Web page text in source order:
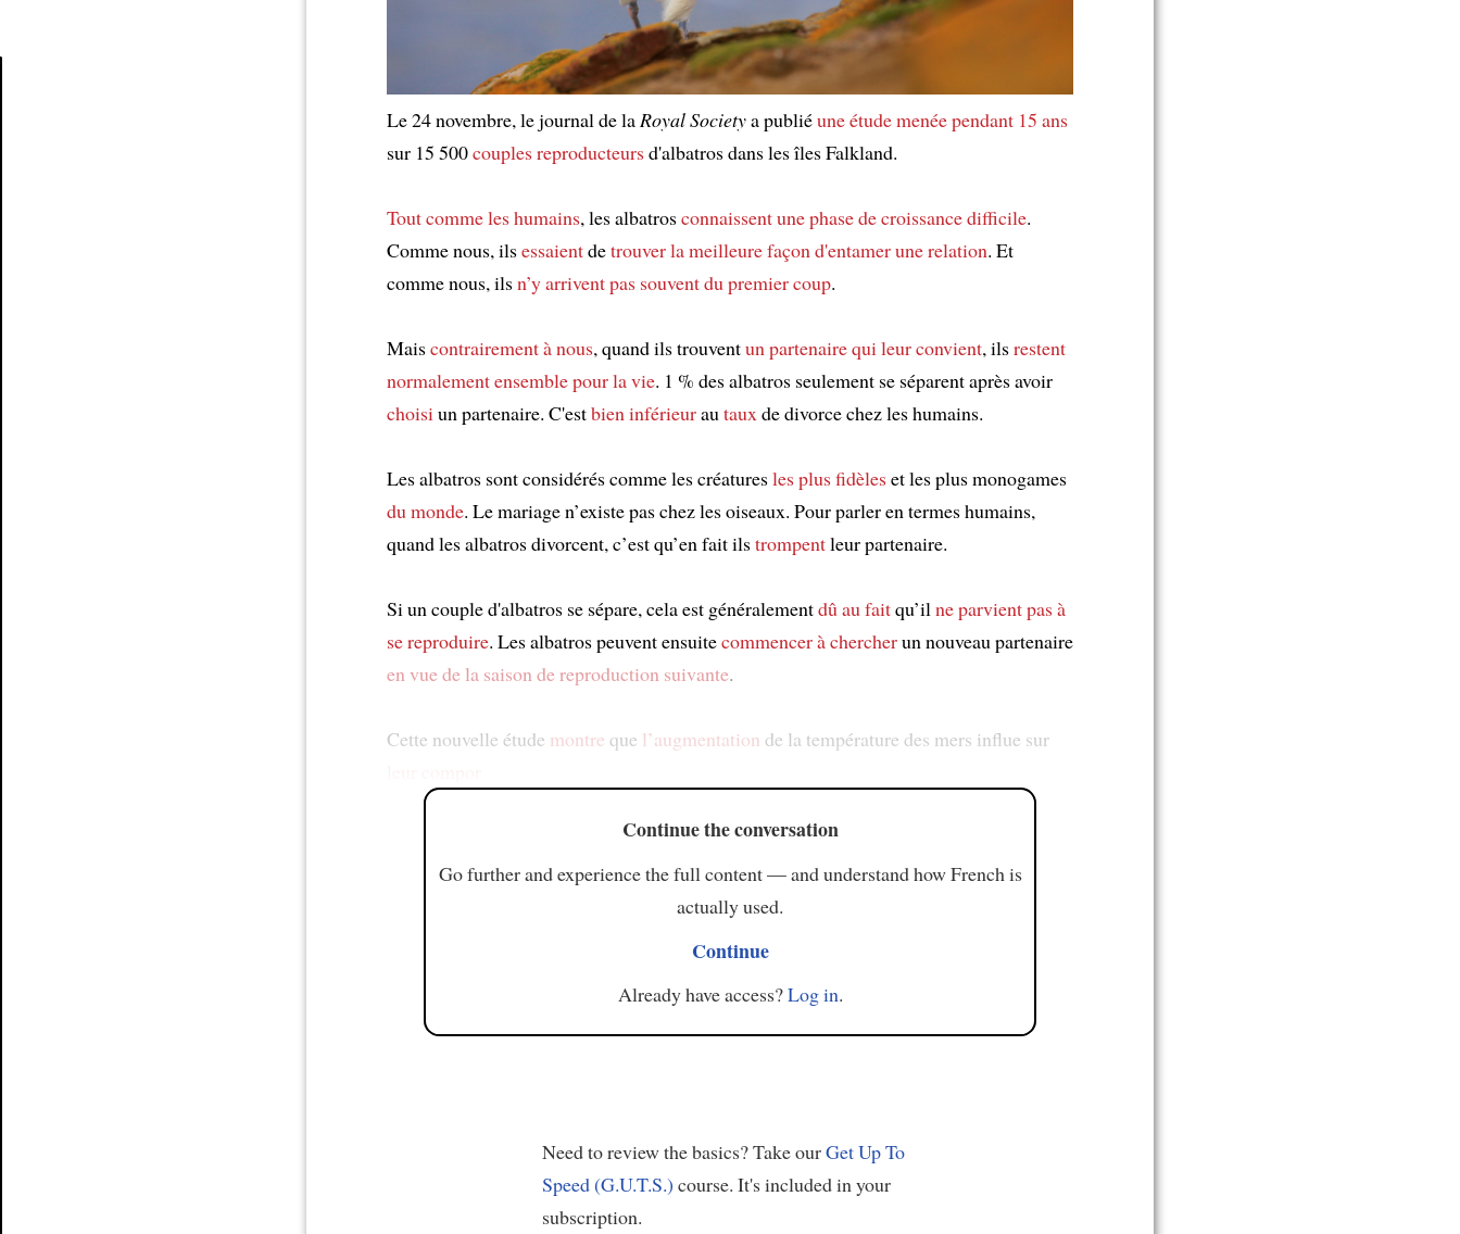
Le 24 novembre, le journal de la Royal Societya publiéune étudemenéependant 15 ans
sur 15 500couples reproducteursd'albatros dans les îles Falkland.
Tout comme les humains, les albatrosconnaissentune phase de croissance difficile.
Comme nous, ilsessaientdetrouver la meilleure façon d'entamer une relation. Et
comme nous, ilsn’y arrivent pas souvent du premier coup.
Maiscontrairement à nous, quand ils trouventun partenaire qui leur convient, ilsrestent
normalement ensemblepour la vie. 1 % des albatros seulement se séparent après avoir
choisi un partenaire. C'estbien inférieurau taux de divorce chez les humains.
Les albatros sont considérés comme les créaturesles plus fidèleset les plus monogames
du monde. Le mariage n’existe pas chez les oiseaux. Pour parler en termes humains,
quand les albatros divorcent, c’est qu’en fait ilstrompentleur partenaire.
Si un couple d'albatros se sépare, cela est généralementdû au faitqu’il ne parvient pas à
se reproduire. Les albatros peuvent ensuitecommencer à chercherun nouveau partenaire
en vue de la saison de reproduction suivante.
Cette nouvelle étude montre que l’augmentation de la température des mers influe sur
Continue the conversation
Go further and experience the full content — and understand how French is
actually used.
Continue
Already have access?Log in.
Need to review the basics? Take ourGet Up To
Speed (G.U.T.S.) course. It's included in your
subscription.